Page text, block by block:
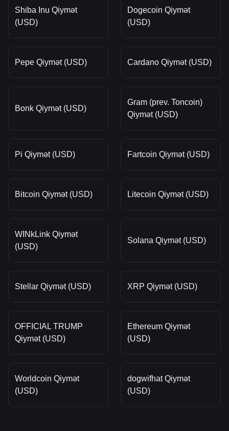
Shiba Inu Qiymət
(USD)
Dogecoin Qiymət
(USD)
Pepe Qiymət (USD) Cardano Qiymət (USD)
Bonk Qiymət (USD)
Gram (prev. Toncoin)
Qiymət (USD)
Pi Qiymət (USD) Fartcoin Qiymət (USD)
Bitcoin Qiymət (USD) Litecoin Qiymət (USD)
WINkLink Qiymət
(USD)
Solana Qiymət (USD)
Stellar Qiymət (USD) XRP Qiymət (USD)
OFFICIAL TRUMP
Qiymət (USD)
Ethereum Qiymət
(USD)
Worldcoin Qiymət
(USD)
dogwifhat Qiymət
(USD)